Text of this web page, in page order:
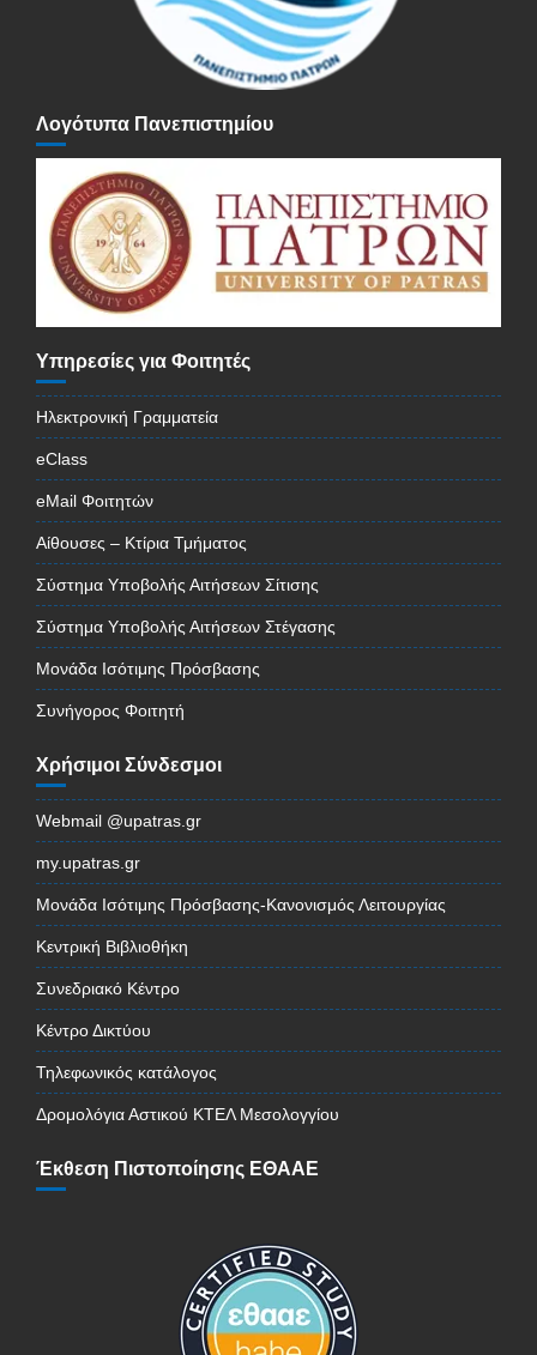
Λογότυπα Πανεπιστημίου
Υπηρεσίες για Φοιτητές
Ηλεκτρονική Γραμματεία
eClass
eMail Φοιτητών
Αίθουσες – Κτίρια Τμήματος
Σύστημα Υποβολής Αιτήσεων Σίτισης
Σύστημα Υποβολής Αιτήσεων Στέγασης
Μονάδα Ισότιμης Πρόσβασης
Συνήγορος Φοιτητή
Χρήσιμοι Σύνδεσμοι
Webmail @upatras.gr
my.upatras.gr
Μονάδα Ισότιμης Πρόσβασης-Κανονισμός Λειτουργίας
Κεντρική Βιβλιοθήκη
Συνεδριακό Κέντρο
Κέντρο Δικτύου
Τηλεφωνικός κατάλογος
Δρομολόγια Αστικού ΚΤΕΛ Μεσολογγίου
Έκθεση Πιστοποίησης ΕΘΑΑΕ